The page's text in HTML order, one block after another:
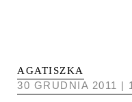
AGATISZKA
30 GRUDNIA 2011 |